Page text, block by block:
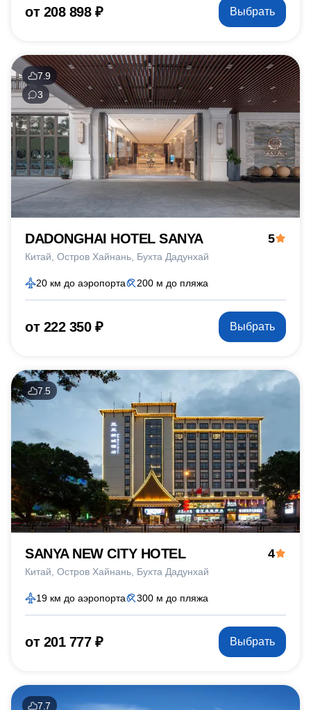
от 208 898 ₽ Выбрать
7.9
3
DADONGHAI HOTEL SANYA
Китай Остров Хайнань Бухта Дадунхай
5
20 км до аэропорта 200 м до пляжа
от 222 350 ₽ Выбрать
7.5
SANYA NEW CITY HOTEL
Китай Остров Хайнань Бухта Дадунхай
4
19 км до аэропорта 300 м до пляжа
от 201 777 ₽ Выбрать
7.7